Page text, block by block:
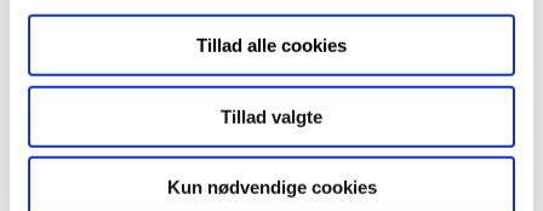
Tillad alle cookies
Tillad valgte
Kun nødvendige cookies
Lidl på Grønttorvet er placeret på Torveporten 10
og har åben mandag til søndag kl. 8 – 22.